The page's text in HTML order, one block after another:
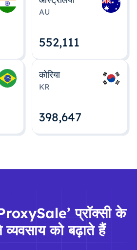
AU
552,112
कोरिया
KR
398,648
प्रॉक्सी के
को बढ़ाते हैं